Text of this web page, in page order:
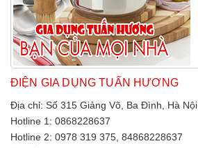
ĐIỆN GIA DỤNG TUẤN HƯƠNG
Địa chỉ: Số 315 Giảng Võ, Ba Đình, Hà Nội
Hotline 1: 0868228637
Hotline 2: 0978 319 375, 84868228637